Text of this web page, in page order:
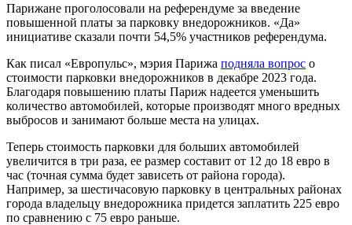
Парижане проголосовали на референдуме за введение
повышенной платы за парковку внедорожников. «Да»
инициативе сказали почти 54,5% участников референдума.
Как писал «Европульс», мэрия Парижа подняла вопрос о
стоимости парковки внедорожников в декабре 2023 года.
Благодаря повышению платы Париж надеется уменьшить
количество автомобилей, которые производят много вредных
выбросов и занимают больше места на улицах.
Теперь стоимость парковки для больших автомобилей
увеличится в три раза, ее размер составит от 12 до 18 евро в
час (точная сумма будет зависеть от района города).
Например, за шестичасовую парковку в центральных районах
города владельцу внедорожника придется заплатить 225 евро
по сравнению с 75 евро раньше.